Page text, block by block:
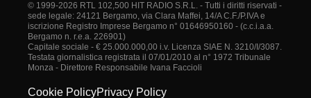
© 1999-2026 RTL 102,500 HIT RADIO S.R.L. - Tutti i diritti riservati -
sede legale: 24121 Bergamo, via Clara Maffei, 14/A C.F./P.IVA e
iscrizione Registro Imprese Bergamo n° 01646950160 - (c.c.i.a.a.
Bergamo n. r.e.a. 226901)
Capitale sociale - € 25.000.000,00 i.v. Licenza SIAE N. 3210/I/3087.
Testata giornalistica registrata il 07/01/2010 al n° 1972 Tribunale
Monza - Direttore Responsabile Ivana Faccioli
Cookie PolicyPrivacy Policy